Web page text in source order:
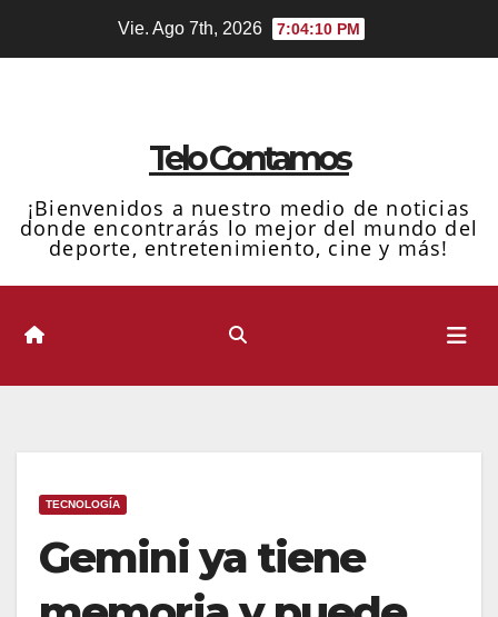
Vie. Ago 7th, 2026 7:04:11 PM
Telo Contamos
¡Bienvenidos a nuestro medio de noticias
donde encontrarás lo mejor del mundo del
deporte, entretenimiento, cine y más!
TECNOLOGÍA
Gemini ya tiene